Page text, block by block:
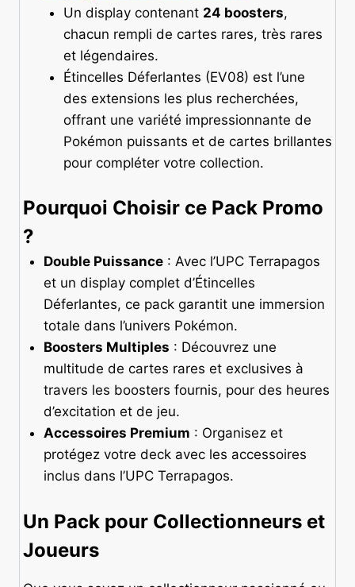
Un display contenant 24 boosters,
chacun rempli de cartes rares, très rares
et légendaires.
Étincelles Déferlantes (EV08) est l’une
des extensions les plus recherchées,
offrant une variété impressionnante de
Pokémon puissants et de cartes brillantes
pour compléter votre collection.
Pourquoi Choisir ce Pack Promo
?
Double Puissance: Avec l’UPC Terrapagos
et un display complet d’Étincelles
Déferlantes, ce pack garantit une immersion
totale dans l’univers Pokémon.
Boosters Multiples : Découvrez une
multitude de cartes rares et exclusives à
travers les boosters fournis, pour des heures
d’excitation et de jeu.
Accessoires Premium : Organisez et
protégez votre deck avec les accessoires
inclus dans l’UPC Terrapagos.
Un Pack pour Collectionneurs et
Joueurs